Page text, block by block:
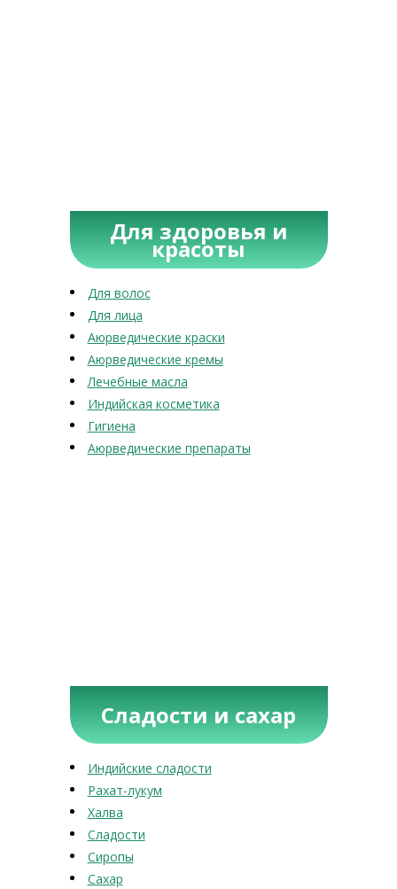
Для здоровья и
красоты
Для волос
Для лица
Аюрведические краски
Аюрведические кремы
Лечебные масла
Индийская косметика
Гигиена
Аюрведические препараты
Сладости и сахар
Индийские сладости
Рахат-лукум
Халва
Сладости
Сиропы
Сахар